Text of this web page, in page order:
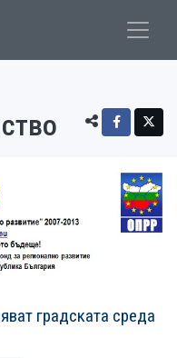
градската среда